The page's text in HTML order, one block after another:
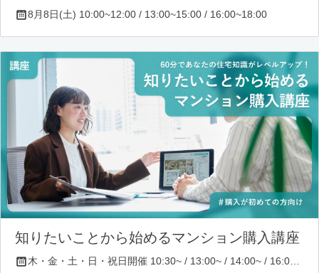
8月8日(土) 10:00~12:00 / 13:00~15:00 / 16:00~18:00
知りたいことから始めるマンション購入講座
木・金・土・日・祝日開催 10:30~ / 13:00~ / 14:00~ / 16:00~ / 17:00~/ 18:30~/ 19:30~